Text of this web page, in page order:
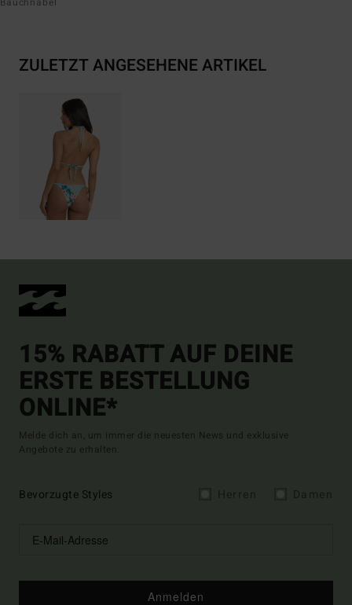
ZULETZT ANGESEHENE ARTIKEL
15% RABATT AUF DEINE
ERSTE BESTELLUNG
ONLINE*
Melde dich an, um immer die neuesten News und exklusive
Angebote zu erhalten.
Bevorzugte Styles
Anmelden